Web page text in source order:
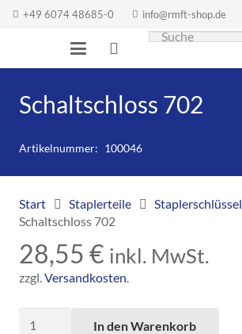
+49 6074 48685-0 info@rmft-shop.de
Schaltschloss 702
Artikelnummer: 100046
Start Staplerteile
Staplerschlüssel
Schaltschloss 702
28,55 € inkl. MwSt.
zzgl.Versandkosten.
Schaltschloss
In den Warenkorb